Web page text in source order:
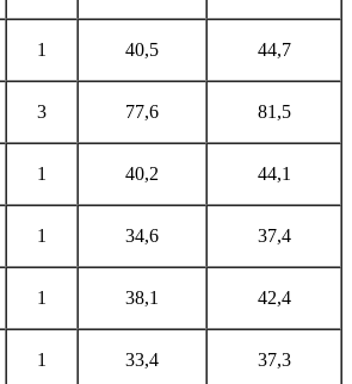
1 40,5 44,7
3 77,6 81,5
1 40,2 44,1
1 34,6 37,4
1 38,1 42,4
1 33,4 37,3